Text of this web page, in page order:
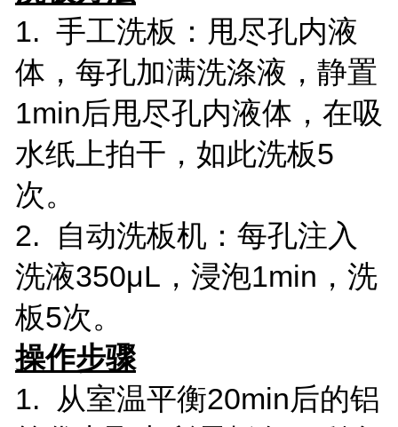
1. 手工洗板：甩尽孔内液
体，每孔加满洗涤液，静置
1min后甩尽孔内液体，在吸
水纸上拍干，如此洗板5
次。
2. 自动洗板机：每孔注入
洗液350μL，浸泡1min，洗
板5次。
操作步骤
1. 从室温平衡20min后的铝